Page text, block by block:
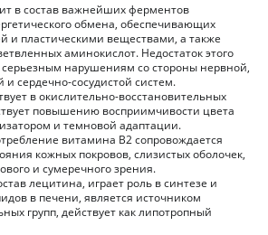
в состав важнейших ферментов
обмена, обеспечивающих
и пластическими веществами, а также
аминокислот. Недостаток этого
серьезным нарушениям со стороны нервной,
сердечно-сосудистой систем.
в окислительно-восстановительных
повышению восприимчивости цвета
и темновой адаптации.
витамина В2 сопровождается
кожных покровов, слизистых оболочек,
и сумеречного зрения.
лецитина, играет роль в синтезе и
в печени, является источником
групп, действует как липотропный